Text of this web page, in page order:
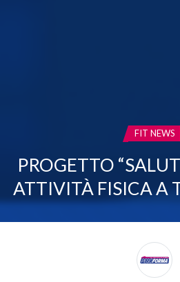
FIT NEWS
PROGETTO
ATTIVITÀ FISICA A